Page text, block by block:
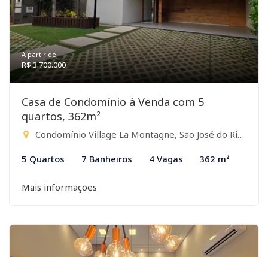
A partir de:
R$ 3.700.000
Casa de Condomínio à Venda com 5
quartos, 362m²
Condomínio Village La Montagne, São José do Rio Preto-SP
5 Quartos 7 Banheiros 4 Vagas 362 m²
Mais informações